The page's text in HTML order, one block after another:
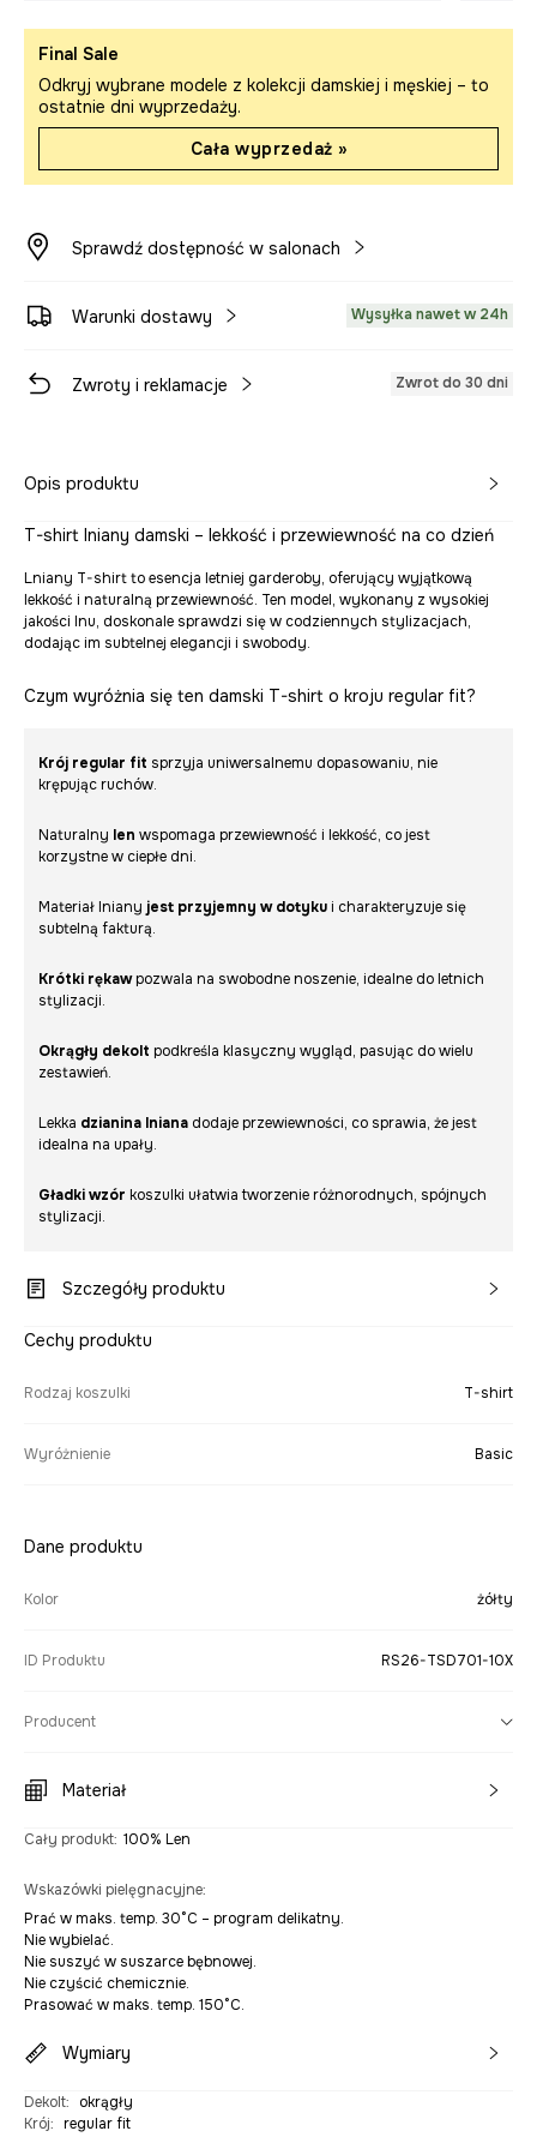
Final Sale
Odkryj wybrane modele z kolekcji damskiej i męskiej – to
ostatnie dni wyprzedaży.
Cała wyprzedaż »
Sprawdź dostępność w salonach
Warunki dostawy Wysyłka nawet w 24h
Zwroty i reklamacje Zwrot do 30 dni
Opis produktu
T-shirt lniany damski – lekkość i przewiewność na co dzień
Lniany T-shirt to esencja letniej garderoby, oferujący wyjątkową
lekkość i naturalną przewiewność. Ten model, wykonany z wysokiej
jakości lnu, doskonale sprawdzi się w codziennych stylizacjach,
dodając im subtelnej elegancji i swobody.
Czym wyróżnia się ten damski T-shirt o kroju regular fit?
Krój regular fit sprzyja uniwersalnemu dopasowaniu, nie
krępując ruchów.
Naturalny len wspomaga przewiewność i lekkość, co jest
korzystne w ciepłe dni.
Materiał lniany jest przyjemny w dotyku i charakteryzuje się
subtelną fakturą.
Krótki rękawpozwala na swobodne noszenie, idealne do letnich
stylizacji.
Okrągły dekolt podkreśla klasyczny wygląd, pasując do wielu
zestawień.
Lekka dzianina lniana dodaje przewiewności, co sprawia, że jest
idealna na upały.
Gładki wzór koszulki ułatwia tworzenie różnorodnych, spójnych
stylizacji.
Szczegóły produktu
Cechy produktu
Rodzaj koszulki T-shirt
Wyróżnienie Basic
Dane produktu
Kolor żółty
ID Produktu RS26-TSD701-10X
Producent
Materiał
Cały produkt: 100% Len
Wskazówki pielęgnacyjne:
Prać w maks. temp. 30°C – program delikatny.
Nie wybielać.
Nie suszyć w suszarce bębnowej.
Nie czyścić chemicznie.
Prasować w maks. temp. 150°C.
Wymiary
Dekolt:
okrągły
Krój: regular fit